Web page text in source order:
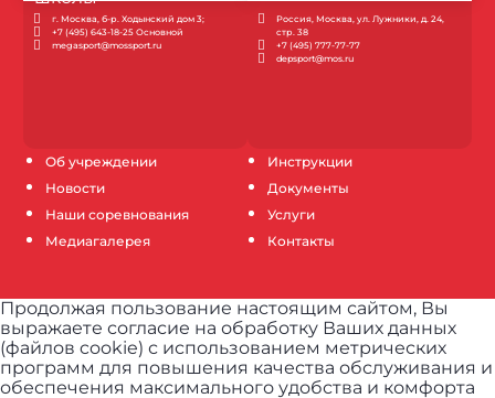
Об учреждении
Новости
Наши соревнования
Медиагалерея
Инструкции
Документы
Услуги
Контакты
г. Москва, б-р. Ходынский дом 3;
+7 (495) 643-18-25 Основной
megasport@mossport.ru
Россия, Москва, ул. Лужники, д. 24,
стр. 38
+7 (495) 777-77-77
depsport@mos.ru
Продолжая пользование настоящим сайтом, Вы
выражаете согласие на обработку Ваших данных
(файлов cookie) с использованием метрических
программ для повышения качества обслуживания и
обеспечения максимального удобства и комфорта